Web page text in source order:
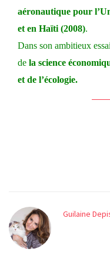
aéronautique pour
et en Haïti (2008).
Dans son ambitieux essai
de la science
et de l’écologie.
Guilaine